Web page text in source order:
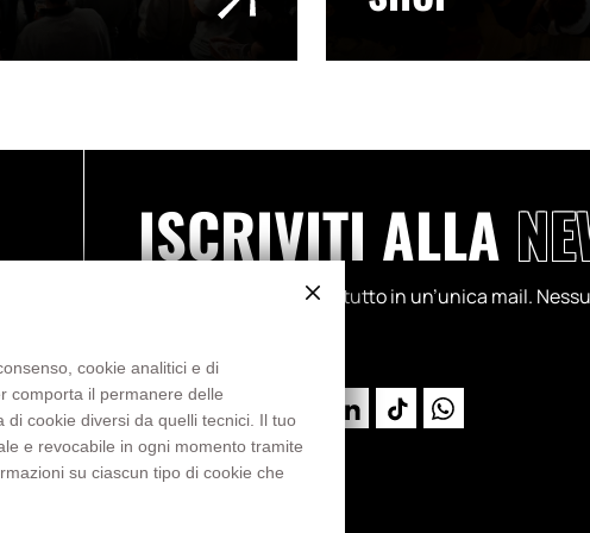
ISCRIVITI ALLA
Partite, progetti, storie: tutto in un’unica mail.
cookie analitici e di
comporta il permanere delle
cookie diversi da quelli tecnici. Il tuo
e revocabile in ogni momento tramite
su ciascun tipo di cookie che